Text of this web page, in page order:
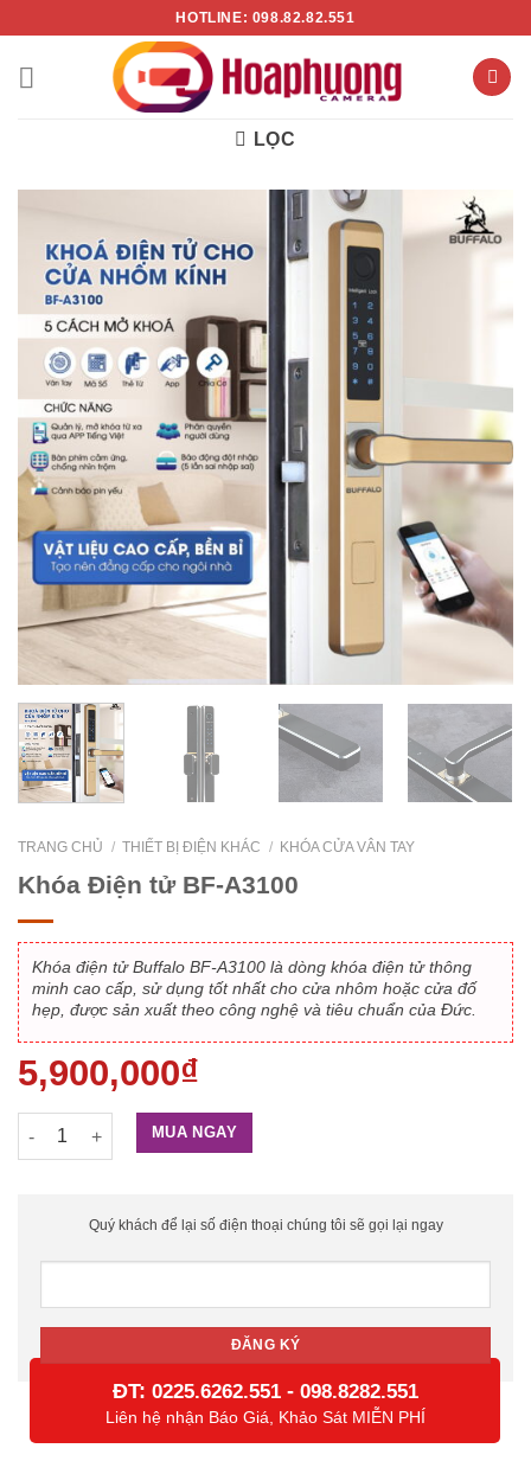
nội
HOTLINE: 098.82.82.551
LỌC
TRANG CHỦ / THIẾT BỊ ĐIỆN KHÁC / KHÓA CỬA VÂN TAY
Khóa Điện tử BF-A3100
Khóa điện tử Buffalo BF-A3100 là dòng khóa điện tử thông
minh cao cấp, sử dụng tốt nhất cho cửa nhôm hoặc cửa đố
hẹp, được sản xuất theo công nghệ và tiêu chuẩn của Đức.
5,900,000₫
Khóa Điện tử BF-A3100 số lượng
MUA NGAY
Quý khách để lại số điện thoại chúng tôi sẽ gọi lại ngay
ĐT: 0225.6262.551 - 098.8282.551
Liên hệ nhận Báo Giá, Khảo Sát MIỄN PHÍ